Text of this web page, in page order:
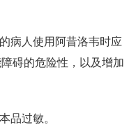
病人使用阿昔洛韦时应
碍的危险性，以及增加
品过敏。